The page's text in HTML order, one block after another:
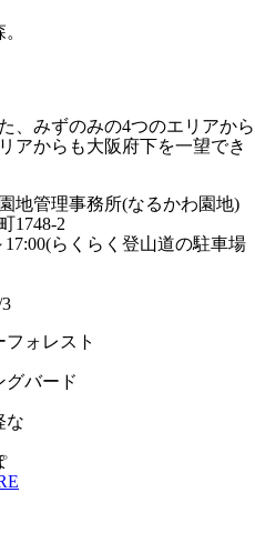
、みずのみの4つのエリアから
アからも大阪府下を一望でき
地管理事務所(なるかわ園地)
1748-2
17:00(らくらく登山道の駐車場
フォレスト
バード
な